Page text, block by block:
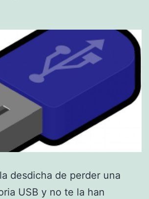
desdicha de perder una
USB y no te la han